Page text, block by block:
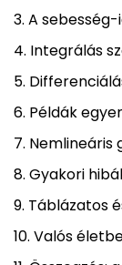
A
Integrálás
Példák
Nemlineáris
Gyakori
Táblázatos
Valós